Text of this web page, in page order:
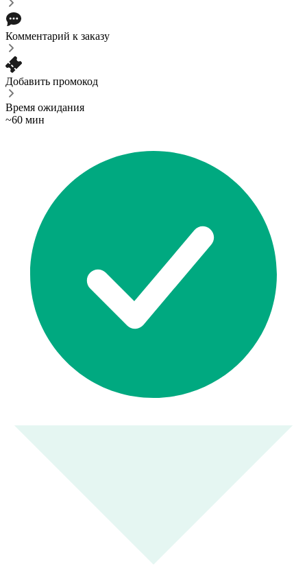
Комментарий к заказу
Добавить промокод
Время ожидания
~60 мин